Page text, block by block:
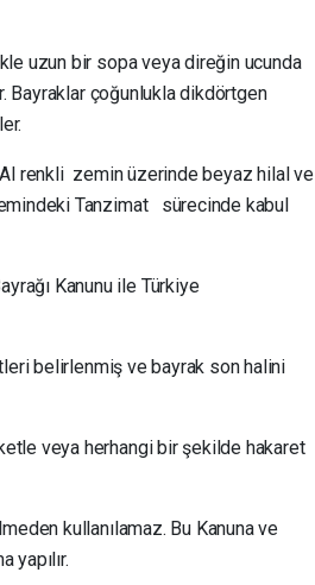
uzun bir sopa veya direğin ucunda
Bayraklar çoğunlukla dikdörtgen
Al renkli zemin üzerinde beyaz hilal ve
Tanzimat sürecinde kabul
Kanunu ile Türkiye
belirlenmiş ve bayrak son halini
veya herhangi bir şekilde hakaret
kullanılamaz. Bu Kanuna ve
yapılır.